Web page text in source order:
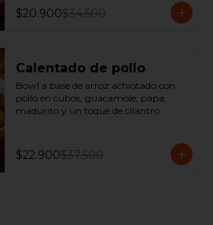
$20.900$34.500
Calentado de pollo
Bowl a base de arroz achiotado con
pollo en cubos, guacamole, papa,
madurito y un toque de cilantro.
$22.900$37.500